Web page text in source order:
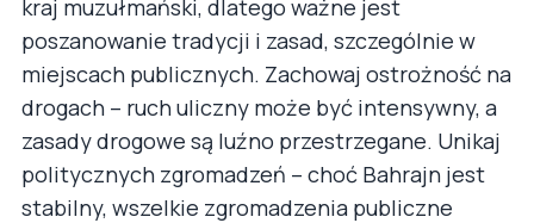
kraj muzułmański, dlatego ważne jest
poszanowanie tradycji i zasad, szczególnie w
miejscach publicznych. Zachowaj ostrożność na
drogach – ruch uliczny może być intensywny, a
zasady drogowe są luźno przestrzegane. Unikaj
politycznych zgromadzeń – choć Bahrajn jest
stabilny, wszelkie zgromadzenia publiczne